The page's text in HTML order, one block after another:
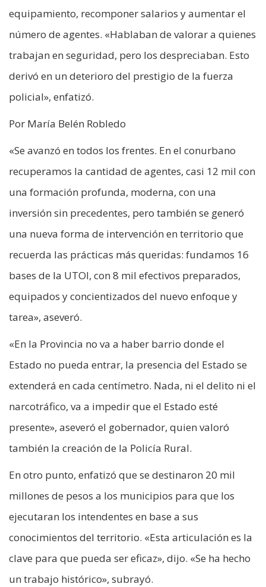
equipamiento, recomponer salarios y aumentar el
número de agentes. «Hablaban de valorar a quienes
trabajan en seguridad, pero los despreciaban. Esto
derivó en un deterioro del prestigio de la fuerza
policial», enfatizó.
Por María Belén Robledo
«Se avanzó en todos los frentes. En el conurbano
recuperamos la cantidad de agentes, casi 12 mil con
una formación profunda, moderna, con una
inversión sin precedentes, pero también se generó
una nueva forma de intervención en territorio que
recuerda las prácticas más queridas: fundamos 16
bases de la UTOI, con 8 mil efectivos preparados,
equipados y concientizados del nuevo enfoque y
tarea», aseveró.
«En la Provincia no va a haber barrio donde el
Estado no pueda entrar, la presencia del Estado se
extenderá en cada centímetro. Nada, ni el delito ni el
narcotráfico, va a impedir que el Estado esté
presente», aseveró el gobernador, quien valoró
también la creación de la Policía Rural.
En otro punto, enfatizó que se destinaron 20 mil
millones de pesos a los municipios para que los
ejecutaran los intendentes en base a sus
conocimientos del territorio. «Esta articulación es la
clave para que pueda ser eficaz», dijo. «Se ha hecho
un trabajo histórico», subrayó.